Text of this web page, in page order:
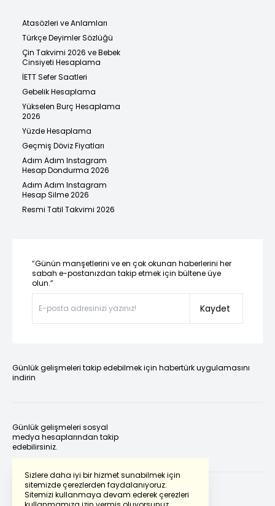
Sizlere daha iyi bir hizmet sunabilmek için
sitemizde çerezlerden faydalanıyoruz.
Sitemizi kullanmaya devam ederek çerezleri
Atasözleri ve Anlamları
Türkçe Deyimler Sözlüğü
Çin Takvimi 2026 ve Bebek
Cinsiyeti Hesaplama
İETT Sefer Saatleri
Gebelik Hesaplama
Yükselen Burç Hesaplama
2026
Yüzde Hesaplama
Geçmiş Döviz Fiyatları
Adım Adım Instagram
Hesap Dondurma 2026
Adım Adım Instagram
Hesap Silme 2026
Resmi Tatil Takvimi 2026
“Günün manşetlerini ve en çok okunan haberlerini her
sabah e-postanızdan takip etmek için bültene üye
olun.”
Kaydet
Günlük gelişmeleri takip edebilmek için habertürk uygulamasını
indirin
Günlük gelişmeleri sosyal
medya hesaplarından takip
edebilirsiniz.